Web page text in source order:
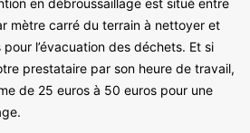
en débroussaillage est situé entre
mètre carré du terrain à nettoyer et
l’évacuation des déchets. Et si
prestataire par son heure de travail,
de 25 euros à 50 euros pour une